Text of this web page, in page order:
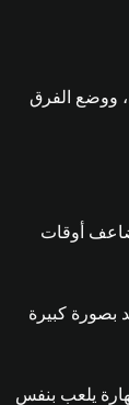
ووضع الفرق
المعدّة مسبقاً (بافتراض أن اللاعبين متوازنون بمقدار 50/50) من شأنه أن يضاعف أوقات
بصورة كبيرة
يلعب بنفس